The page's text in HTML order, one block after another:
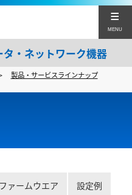
MENU
タ・ネットワーク機器
製品・サービスラインナップ
ファームウエア 設定例